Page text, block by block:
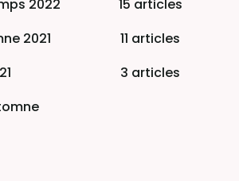
2022
15 articles
2021
11 articles
3 articles